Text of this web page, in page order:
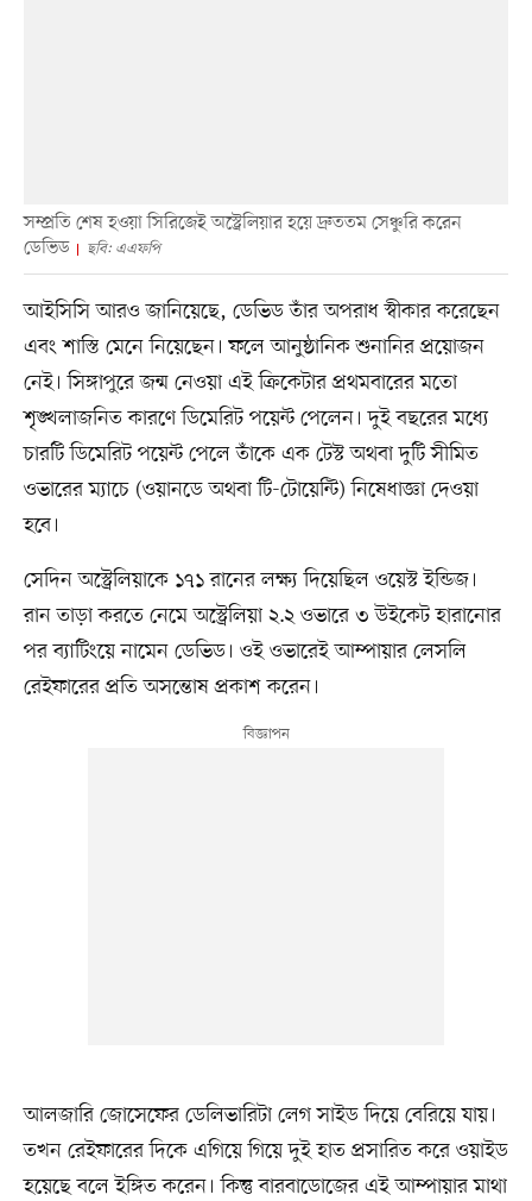
সম্প্রতি শেষ হওয়া সিরিজেই অস্ট্রেলিয়ার হয়ে দ্রুততম সেঞ্চুরি করেন
ডেভিড
ছবি: এএফপি
আইসিসি আরও জানিয়েছে, ডেভিড তাঁর অপরাধ স্বীকার করেছেন
এবং শাস্তি মেনে নিয়েছেন। ফলে আনুষ্ঠানিক শুনানির প্রয়োজন
নেই। সিঙ্গাপুরে জন্ম নেওয়া এই ক্রিকেটার প্রথমবারের মতো
শৃঙ্খলাজনিত কারণে ডিমেরিট পয়েন্ট পেলেন। দুই বছরের মধ্যে
চারটি ডিমেরিট পয়েন্ট পেলে তাঁকে এক টেস্ট অথবা দুটি সীমিত
ওভারের ম্যাচে (ওয়ানডে অথবা টি-টোয়েন্টি) নিষেধাজ্ঞা দেওয়া
হবে।
সেদিন অস্ট্রেলিয়াকে ১৭১ রানের লক্ষ্য দিয়েছিল ওয়েস্ট ইন্ডিজ।
রান তাড়া করতে নেমে অস্ট্রেলিয়া ২.২ ওভারে ৩ উইকেট হারানোর
পর ব্যাটিংয়ে নামেন ডেভিড। ওই ওভারেই আম্পায়ার লেসলি
রেইফারের প্রতি অসন্তোষ প্রকাশ করেন।
আলজারি জোসেফের ডেলিভারিটা লেগ সাইড দিয়ে বেরিয়ে যায়।
তখন রেইফারের দিকে এগিয়ে গিয়ে দুই হাত প্রসারিত করে ওয়াইড
হয়েছে বলে ইঙ্গিত করেন। কিন্তু বারবাডোজের এই আম্পায়ার মাথা